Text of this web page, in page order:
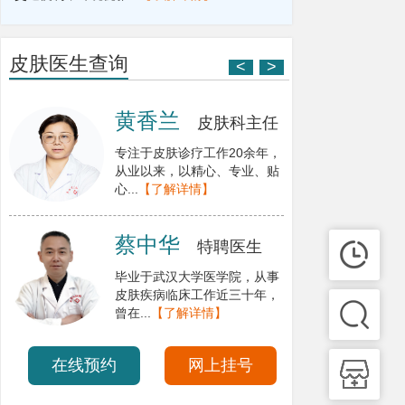
皮肤医生查询 >
<
黄香兰 皮肤科主任
专注于皮肤诊疗工作20余年，
从业以来，以精心、专业、贴
心...
【了解详情】
蔡中华 特聘医生
毕业于武汉大学医学院，从事
皮肤疾病临床工作近三十年，
曾在...
【了解详情】
在线预约 网上挂号